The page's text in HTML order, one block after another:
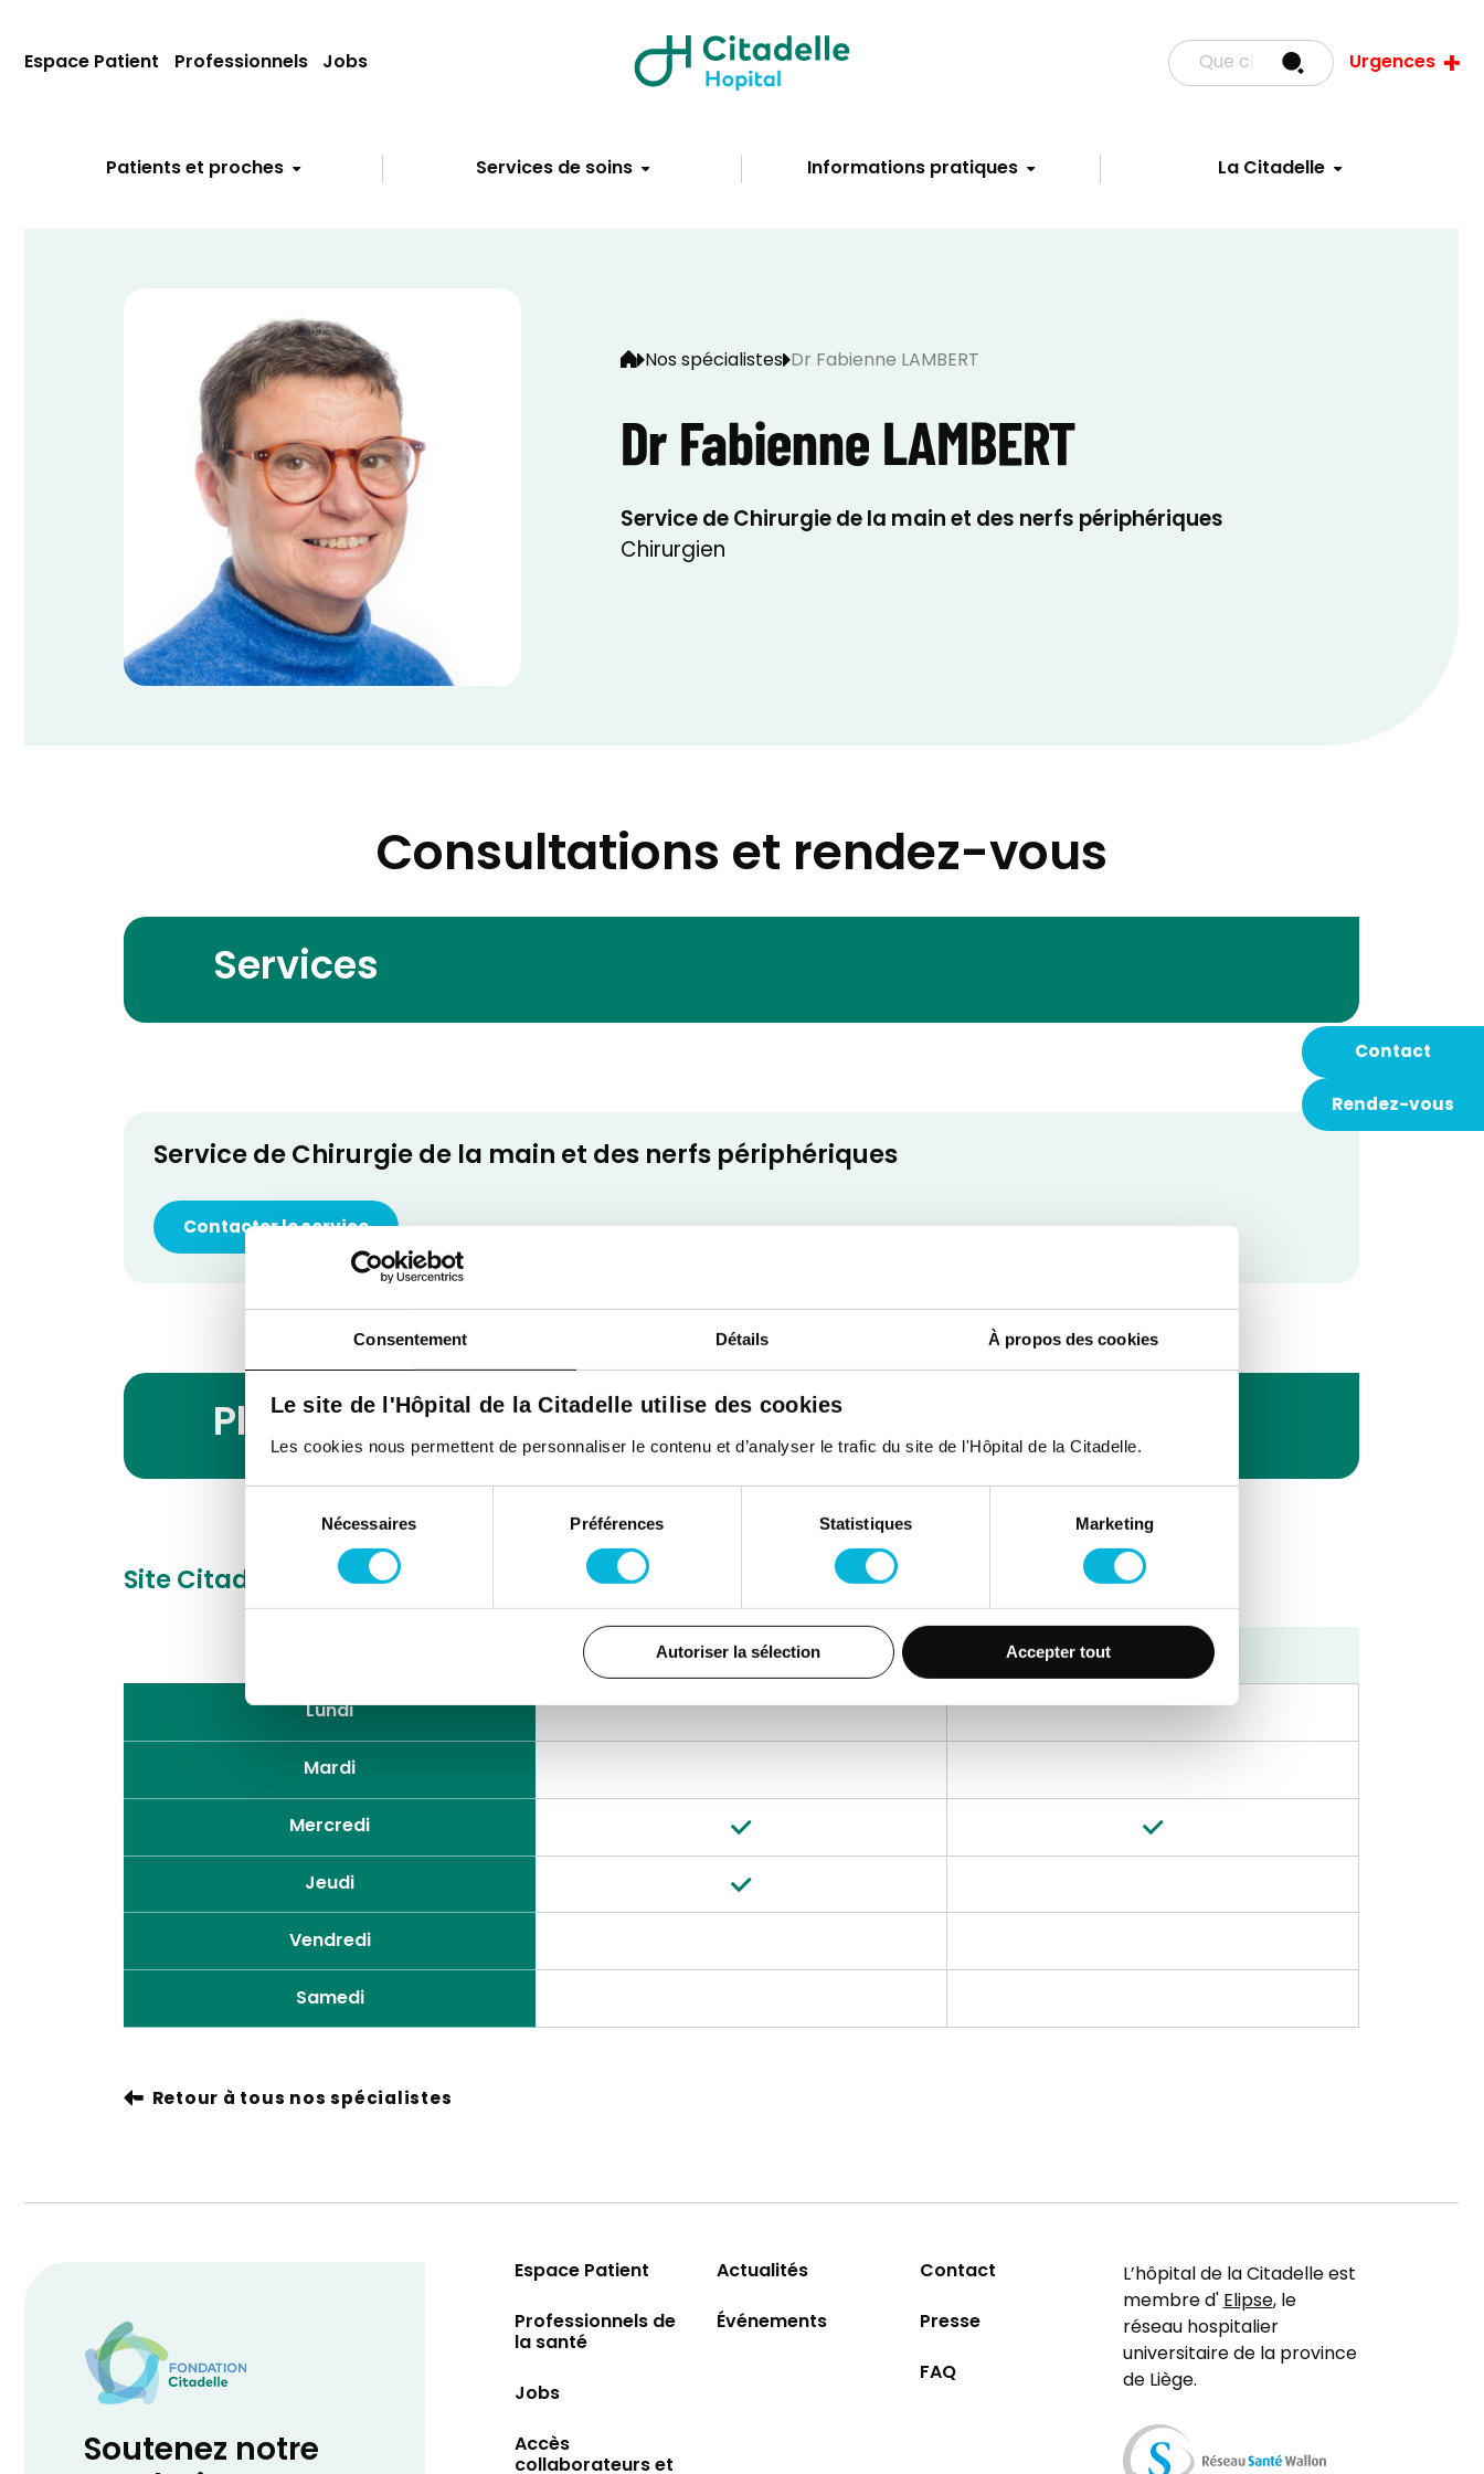
Consentement Détails À propos des cookies
Le site de l'Hôpital de la Citadelle utilise des cookies
Les cookies nous permettent de personnaliser le contenu et d’analyser le trafic du site de l'Hôpital de la Citadelle.
consentement
Nécessaires Préférences Statistiques Marketing
Autoriser la sélection Accepter tout
Patients et proches Services de soins Informations pratiques La Citadelle
Espace Patient Professionnels Jobs Urgences
Contact
Rendez-vous
Nos spécialistes Dr Fabienne LAMBERT
Dr Fabienne LAMBERT
Service de Chirurgie de la main et des nerfs périphériques
Chirurgien
Consultations et rendez-vous
Services
Service de Chirurgie de la main et des nerfs périphériques
Contacter le service
Planning des consultations
Site Citadelle Boulevard du 12e de Ligne 1,4000, Liège
Matin
Après-midi
Lundi
Mardi
Mercredi
Jeudi
Vendredi
Samedi
Retour à tous nos spécialistes
Soutenez notre
Espace Patient
Professionnels de
la santé
Jobs
Accès
collaborateurs et
Actualités
Événements
Contact
Presse
FAQ
L’hôpital de la Citadelle est
membre d'Elipse, le
réseau hospitalier
universitaire de la province
de Liège.